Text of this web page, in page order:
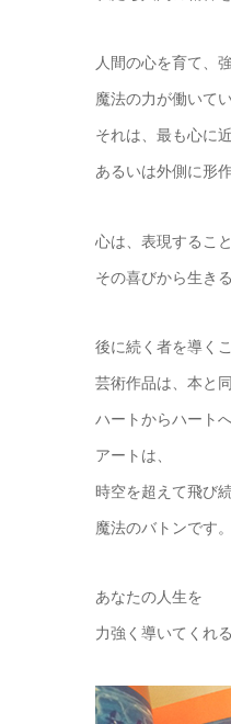
人間の心を育て、
魔法の力が働いて
それは、最も心に
あるいは外側に形
心は、表現するこ
その喜びから生き
後に続く者を導く
芸術作品は、本と
ハートからハート
アートは、
時空を超えて飛び続
魔法のバトンです。
あなたの人生を
力強く導いてくれ